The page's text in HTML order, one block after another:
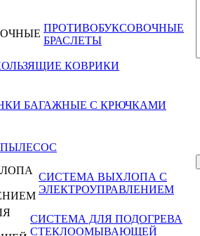
ПРОТИВОБУКСОВОЧНЫЕ
БРАСЛЕТЫ
КОВРИКИ
БАГАЖНЫЕ С КРЮЧКАМИ
СИСТЕМА ВЫХЛОПА С
ЭЛЕКТРОУПРАВЛЕНИЕМ
СИСТЕМА ДЛЯ ПОДОГРЕВА
СТЕКЛООМЫВАЮЩЕЙ